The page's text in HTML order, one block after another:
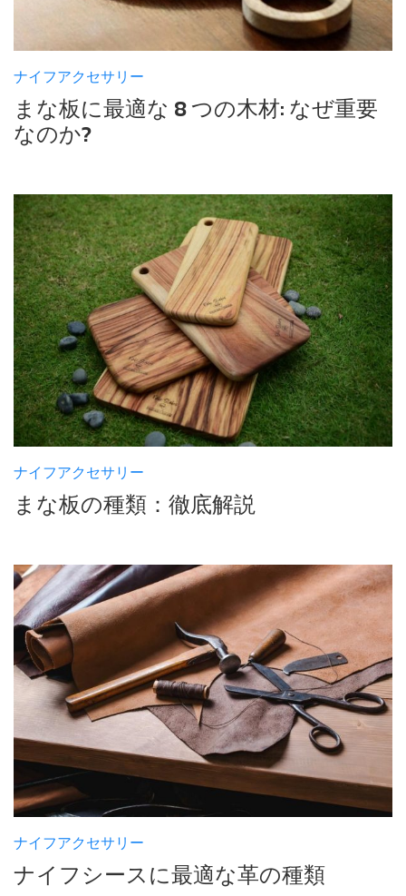
ナイフアクセサリー
まな板に最適な 8 つの木材: なぜ重要
なのか?
ナイフアクセサリー
まな板の種類：徹底解説
ナイフアクセサリー
ナイフシースに最適な革の種類